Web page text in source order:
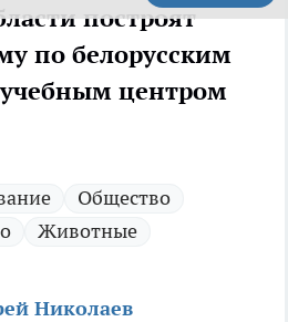
построят
по белорусским
центром
Общество
Животные
Николаев